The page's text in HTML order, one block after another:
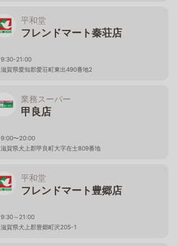
平和堂
フレンドマート秦荘店
9:30-21:00
滋賀県愛知郡愛荘町東出490番地2
業務スーパー
甲良店
9:00〜20:00
滋賀県犬上郡甲良町大字在士809番地
平和堂
フレンドマート豊郷店
9:30～21:00
滋賀県犬上郡豊郷町沢205-1